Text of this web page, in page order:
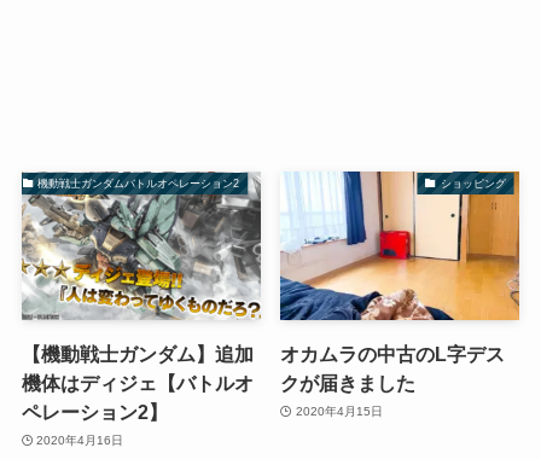
機動戦士ガンダムバトルオペレーション2
【機動戦士ガンダム】追加
機体はディジェ【バトルオ
ペレーション2】
2020年4月16日
ショッピング
オカムラの中古のL字デス
クが届きました
2020年4月15日